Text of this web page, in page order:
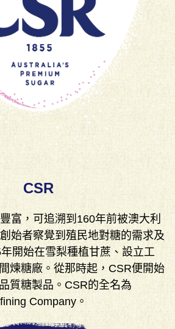
CSR
，可追溯到160年前被澳大利
始者察覺到殖民地對糖的需求及
開始在雪梨種植甘蔗、設立工
煉糖廠。從那時起，CSR便開始
質糖製品。CSR的全名為
Company。